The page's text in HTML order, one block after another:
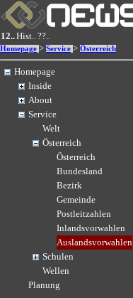
12..Hist..??..
Homepage > Service > Österreich
Homepage
Inside
About
Service
Welt
Österreich
Österreich
Bundesland
Bezirk
Gemeinde
Postleitzahlen
Inlandsvorwahlen
Auslandsvorwahlen
Schulen
Wellen
Planung